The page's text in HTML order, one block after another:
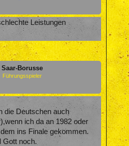
Leistungen
Saar-Borusse
Führungsspieler
die Deutschen auch
ich da an 1982 oder
ins Finale gekommen.
Gott noch.